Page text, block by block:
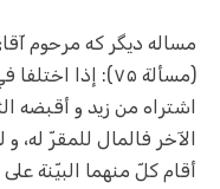
مساله دیگر که مرحوم
(مسألة ۷۵): إذا
اشتراه من زيد و أقبضه
الآخر فالمال للمقرّ له، و
أقام كلّ منهما البيّنة